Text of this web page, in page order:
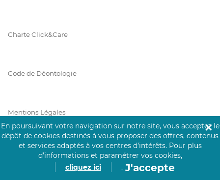
Charte Click&Care
Code de Déontologie
Mentions Légales
Prérequis Click&Care
En poursuivant votre navigation sur notre site, vous acceptez le
dépôt de cookies destinés à vous proposer des offres, contenus
et services adaptés à vos centres d’intérêts. Pour plus
d’informations et paramétrer vos cookies,
cliquez ici
. J'accepte
✕